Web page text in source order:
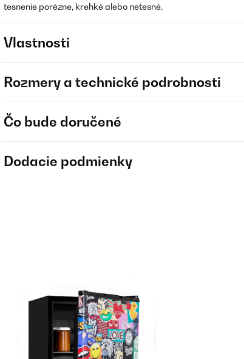
tesnenie porézne, krehké alebo netesné.
Vlastnosti
Rozmery a technické podrobnosti
Čo bude doručené
Dodacie podmienky